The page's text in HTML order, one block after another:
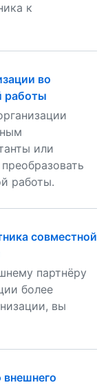
к
во
работы
или
работы.
совместной
партнёру
более
вы
внешнего